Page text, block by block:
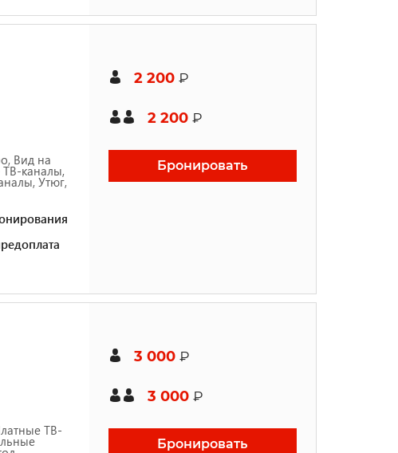
Вид на
ТВ-каналы,
Утюг,
2 200 ₽
2 200 ₽
Бронировать
ТВ-
3 000 ₽
3 000 ₽
Бронировать